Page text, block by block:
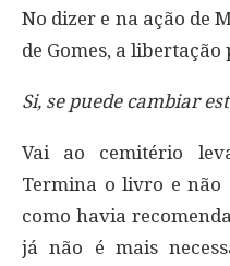
No dizer e na ação de
de Gomes, a
Si, se puede cambiar
Vai ao cemitério
Termina o livro e não
como havia
já não é mais